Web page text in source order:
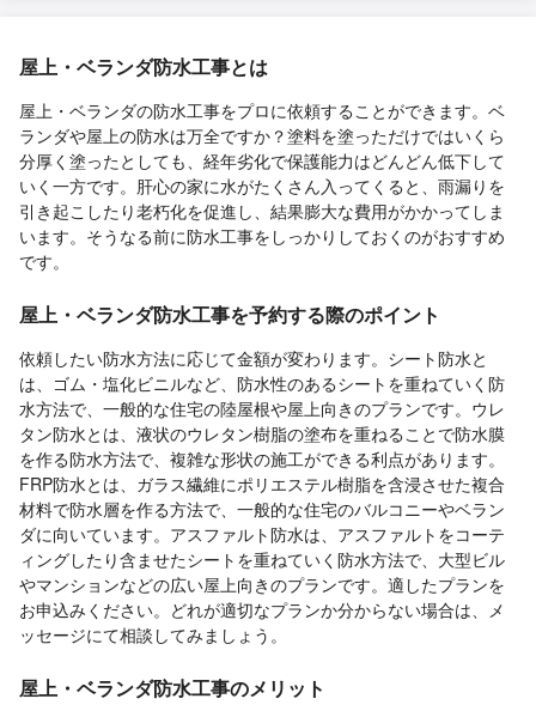
屋上・ベランダ防水工事とは
屋上・ベランダの防水工事をプロに依頼することができます。ベ
ランダや屋上の防水は万全ですか？塗料を塗っただけではいくら
分厚く塗ったとしても、経年劣化で保護能力はどんどん低下して
いく一方です。肝心の家に水がたくさん入ってくると、雨漏りを
引き起こしたり老朽化を促進し、結果膨大な費用がかかってしま
います。そうなる前に防水工事をしっかりしておくのがおすすめ
です。
屋上・ベランダ防水工事を予約する際のポイント
依頼したい防水方法に応じて金額が変わります。シート防水と
は、ゴム・塩化ビニルなど、防水性のあるシートを重ねていく防
水方法で、一般的な住宅の陸屋根や屋上向きのプランです。ウレ
タン防水とは、液状のウレタン樹脂の塗布を重ねることで防水膜
を作る防水方法で、複雑な形状の施工ができる利点があります。
FRP防水とは、ガラス繊維にポリエステル樹脂を含浸させた複合
材料で防水層を作る方法で、一般的な住宅のバルコニーやベラン
ダに向いています。アスファルト防水は、アスファルトをコーテ
ィングしたり含ませたシートを重ねていく防水方法で、大型ビル
やマンションなどの広い屋上向きのプランです。適したプランを
お申込みください。どれが適切なプランか分からない場合は、メ
ッセージにて相談してみましょう。
屋上・ベランダ防水工事のメリット